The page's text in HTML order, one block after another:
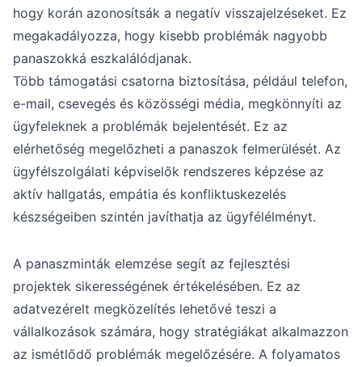
hogy korán azonosítsák a negatív visszajelzéseket. Ez
megakadályozza, hogy kisebb problémák nagyobb
panaszokká eszkalálódjanak.
Több támogatási csatorna biztosítása, például telefon,
e-mail, csevegés és közösségi média, megkönnyíti az
ügyfeleknek a problémák bejelentését. Ez az
elérhetőség megelőzheti a panaszok felmerülését. Az
ügyfélszolgálati képviselők rendszeres képzése az
aktív hallgatás, empátia és konfliktuskezelés
készségeiben szintén javíthatja az ügyfélélményt.
A panaszminták elemzése segít az fejlesztési
projektek sikerességének értékelésében. Ez az
adatvezérelt megközelítés lehetővé teszi a
vállalkozások számára, hogy stratégiákat alkalmazzon
az ismétlődő problémák megelőzésére. A folyamatos